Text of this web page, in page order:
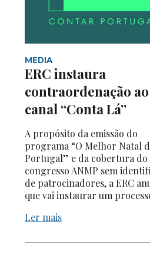
MEDIA
ERC instaura
contraordenação ao
canal “Conta Lá”
A propósito da emissão do
programa “O Melhor Natal
Portugal” e da cobertura do
congresso ANMP sem
de patrocinadores, a ERC
que vai instaurar um
Ler mais